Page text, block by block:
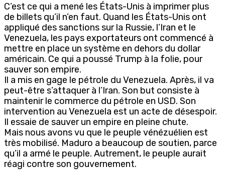
C’est ce qui a mené les États-Unis à imprimer plus
de billets qu’il n’en faut. Quand les États-Unis ont
appliqué des sanctions sur la Russie, l’Iran et le
Venezuela, les pays exportateurs ont commencé à
mettre en place un système en dehors du dollar
américain. Ce qui a poussé Trump à la folie, pour
sauver son empire.
Il a mis en gage le pétrole du Venezuela. Après, il va
peut-être s’attaquer à l’Iran. Son but consiste à
maintenir le commerce du pétrole en USD. Son
intervention au Venezuela est un acte de désespoir.
Il essaie de sauver un empire en pleine chute.
Mais nous avons vu que le peuple vénézuélien est
très mobilisé. Maduro a beaucoup de soutien, parce
qu’il a armé le peuple. Autrement, le peuple aurait
réagi contre son gouvernement.